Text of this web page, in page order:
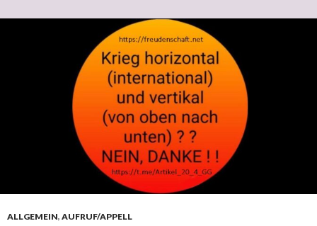
ALLGEMEIN, AUFRUF/APPELL